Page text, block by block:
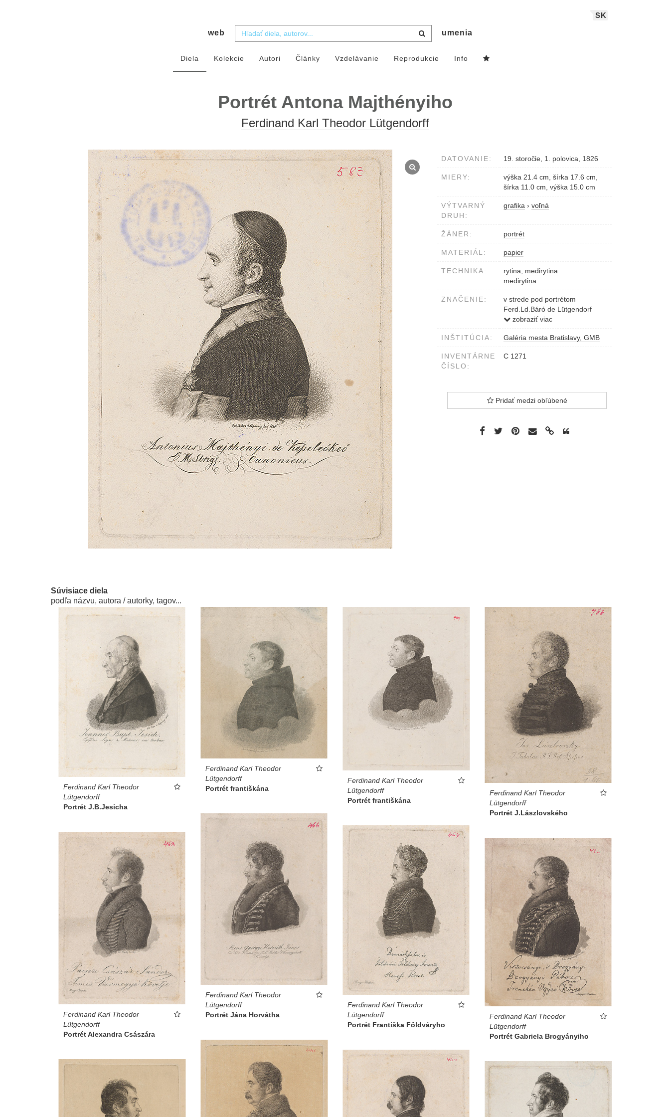
SK
web umenia
Diela Kolekcie Autori Články Vzdelávanie Reprodukcie Info
Portrét Antona Majthényiho
Ferdinand Karl Theodor Lütgendorff
DATOVANIE: 19. storočie, 1. polovica, 1826
MIERY:
výška 21.4 cm, šírka 17.6 cm,
šírka 11.0 cm, výška 15.0 cm
VÝTVARNÝ
DRUH:
grafika › voľná
ŽÁNER: portrét
MATERIÁL: papier
TECHNIKA:
rytina, medirytina
medirytina
ZNAČENIE:
v strede pod portrétom
Ferd.Ld.Báró de Lütgendorf
1826 fecit
de Kasseleökeö...Canonicus
zobraziť viac
INŠTITÚCIA: Galéria mesta Bratislavy, GMB
INVENTÁRNE
ČÍSLO:
C 1271
Pridať medzi obľúbené
Súvisiace diela
podľa názvu, autora / autorky, tagov...
Ferdinand Karl Theodor
Lütgendorff
Portrét J.B.Jesicha
Ferdinand Karl Theodor
Lütgendorff
Portrét františkána
Ferdinand Karl Theodor
Lütgendorff
Portrét františkána
Ferdinand Karl Theodor
Lütgendorff
Portrét J.Lászlovského
Ferdinand Karl Theodor
Lütgendorff
Portrét Jána Horvátha
Ferdinand Karl Theodor
Lütgendorff
Portrét Františka Földváryho
Ferdinand Karl Theodor
Lütgendorff
Portrét Alexandra Császára
Ferdinand Karl Theodor
Lütgendorff
Portrét Gabriela Brogyányiho